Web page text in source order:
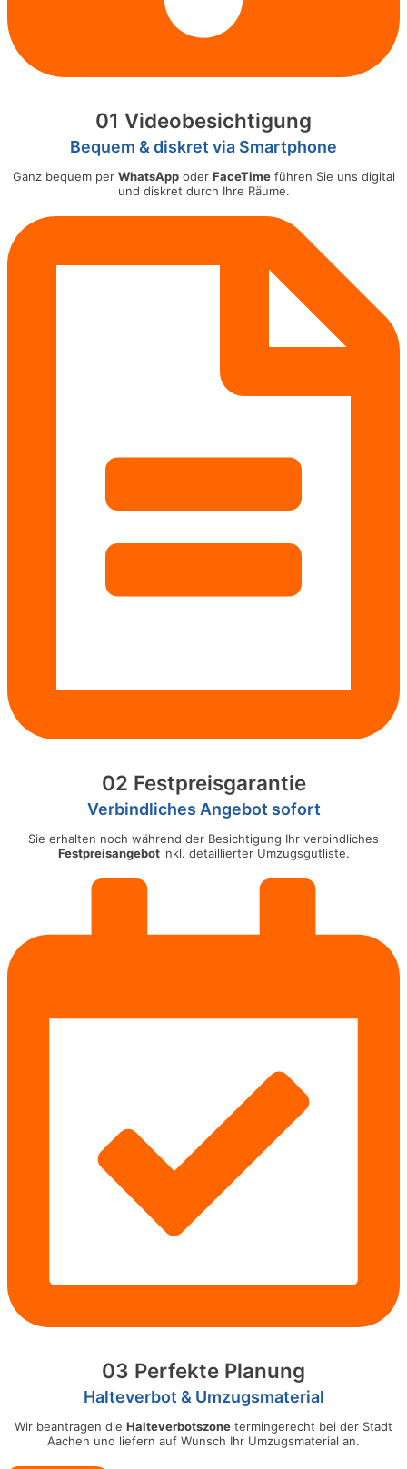
01 Videobesichtigung
Bequem & diskret via Smartphone
Ganz bequem per WhatsAppoder FaceTimeführen Sie uns digital
und diskret durch Ihre Räume.
02 Festpreisgarantie
Verbindliches Angebot sofort
Sie erhalten noch während der Besichtigung Ihr verbindliches
Festpreisangebot inkl. detaillierter Umzugsgutliste.
03 Perfekte Planung
Halteverbot & Umzugsmaterial
Wir beantragen die Halteverbotszone termingerecht bei der Stadt
Aachen und liefern auf Wunsch Ihr Umzugsmaterial an.